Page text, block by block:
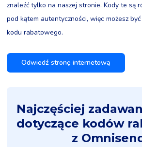
znaleźć tylko na naszej stronie. Kody te są
pod kątem autentyczności, więc możesz
kodu rabatowego.
Odwiedź stronę internetową
Najczęściej
dotyczące kodów
z